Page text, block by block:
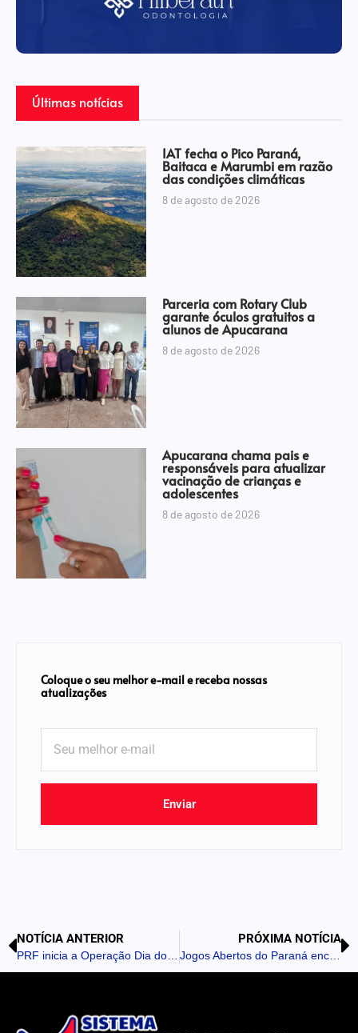
Últimas notícias
IAT fecha o Pico Paraná,
Baitaca e Marumbi em razão
das condições climáticas
8 de agosto de 2026
Parceria com Rotary Club
garante óculos gratuitos a
alunos de Apucarana
8 de agosto de 2026
Apucarana chama pais e
responsáveis para atualizar
vacinação de crianças e
adolescentes
8 de agosto de 2026
Coloque o seu melhor e-mail e receba nossas
atualizações
Enviar
NOTÍCIA ANTERIOR PRÓXIMA NOTÍCIA
Jogos Abertos do Paraná encerram inscrições com recorde de participação